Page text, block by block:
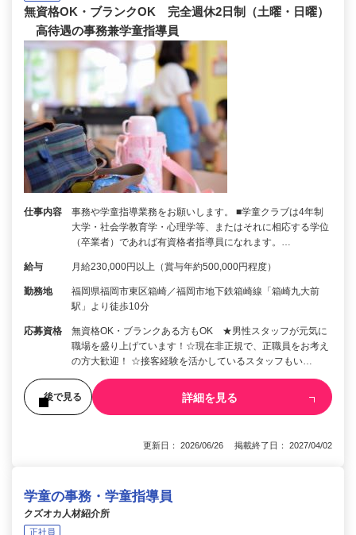
無資格OK・ブランクOK 完全週休2日制（土曜・日曜）
高待遇の事務兼学童指導員
仕事内容
事務や学童指導業務をお願いします。 ■学童クラブは4年制
大学・社会学教育学・心理学等、またはそれに相応する学位
（卒業者）であれば有資格者指導員になれます。…
給与 月給230,000円以上（賞与年約500,000円程度）
勤務地
福岡県福岡市東区箱崎／福岡市地下鉄箱崎線「箱崎九大前
駅」より徒歩10分
応募資格
無資格OK・ブランクある方もOK ★男性スタッフが元気に
職場を盛り上げています！☆現在非正規で、正職員をお考え
の方大歓迎！ ☆接客経験を活かしているスタッフもい…
後で見る 詳細を見る
更新日： 2026/06/26 掲載終了日： 2027/04/02
学童の事務・学童指導員
クズオカ人材紹介所
正社員